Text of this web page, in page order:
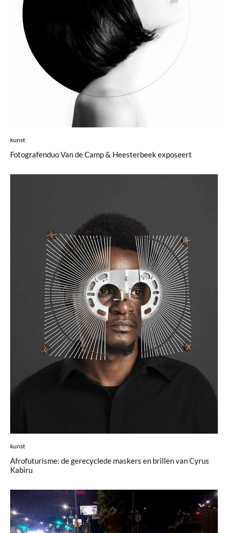
kunst
Fotografenduo Van de Camp & Heesterbeek exposeert
kunst
Afrofuturisme: de gerecyclede maskers en brillen van Cyrus
Kabiru